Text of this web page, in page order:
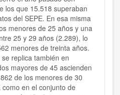
los que 15.518 superaban
del SEPE. En esa misma
menores de 25 años y una
25 y 29 años (2.289), lo
menores de treinta años.
replica también en
mayores de 45 ascienden
de los menores de 30
en el conjunto de